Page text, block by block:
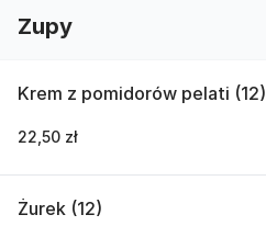
Zupy
Krem z pomidorów pelati (12)
22,50 zł
Żurek (12)